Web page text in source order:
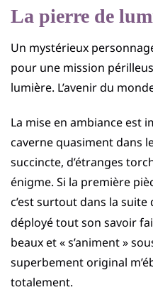
La pierre de
Un mystérieux
pour une mission
lumière. L’avenir du
La mise en ambiance est
caverne quasiment dans
succincte, d’étranges
énigme. Si la première
c’est surtout dans la suite
déployé tout son savoir
beaux et « s’animent »
superbement original
totalement.